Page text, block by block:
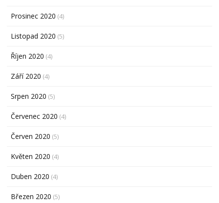
Prosinec 2020 (4)
Listopad 2020 (5)
Říjen 2020 (4)
Září 2020 (4)
Srpen 2020 (5)
Červenec 2020 (4)
Červen 2020 (5)
Květen 2020 (4)
Duben 2020 (4)
Březen 2020 (5)